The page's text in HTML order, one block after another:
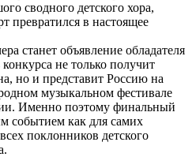
сводного детского хора,
превратился в настоящее
станет объявление обладателя
не только получит
но и представит Россию на
музыкальном фестивале
Именно поэтому финальный
событием как для самих
поклонников детского